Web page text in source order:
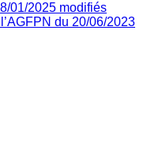
01/2025 modifiés
du 20/06/2023